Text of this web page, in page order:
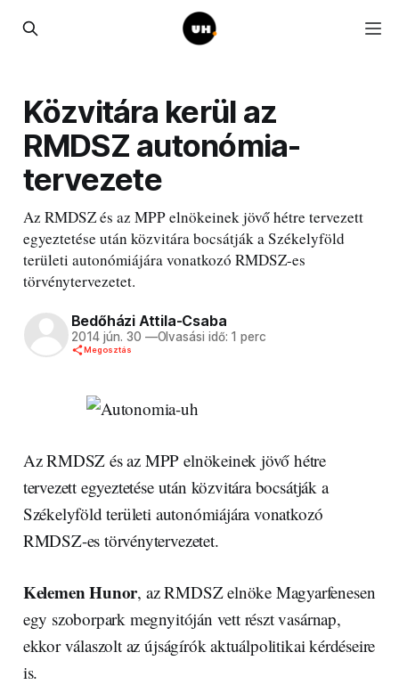
Közvitára kerül az
RMDSZ autonómia-
tervezete
Az RMDSZ és az MPP elnökeinek jövő hétre tervezett
egyeztetése után közvitára bocsátják a Székelyföld
területi autonómiájára vonatkozó RMDSZ-es
törvénytervezetet.
Bedőházi Attila-Csaba
2014 jún. 30 —Olvasási idő: 1 perc
Megosztás
Az RMDSZ és az MPP elnökeinek jövő hétre
tervezett egyeztetése után közvitára bocsátják a
Székelyföld területi autonómiájára vonatkozó
RMDSZ-es törvénytervezetet.
Kelemen Hunor, az RMDSZ elnöke Magyarfenesen
egy szoborpark megnyitóján vett részt vasárnap,
ekkor válaszolt az újságírók aktuálpolitikai kérdéseire
is.